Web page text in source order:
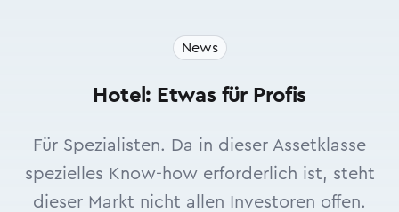
News
Hotel: Etwas für Profis
Für Spezialisten. Da in dieser Assetklasse
spezielles Know-how erforderlich ist, steht
dieser Markt nicht allen Investoren offen.